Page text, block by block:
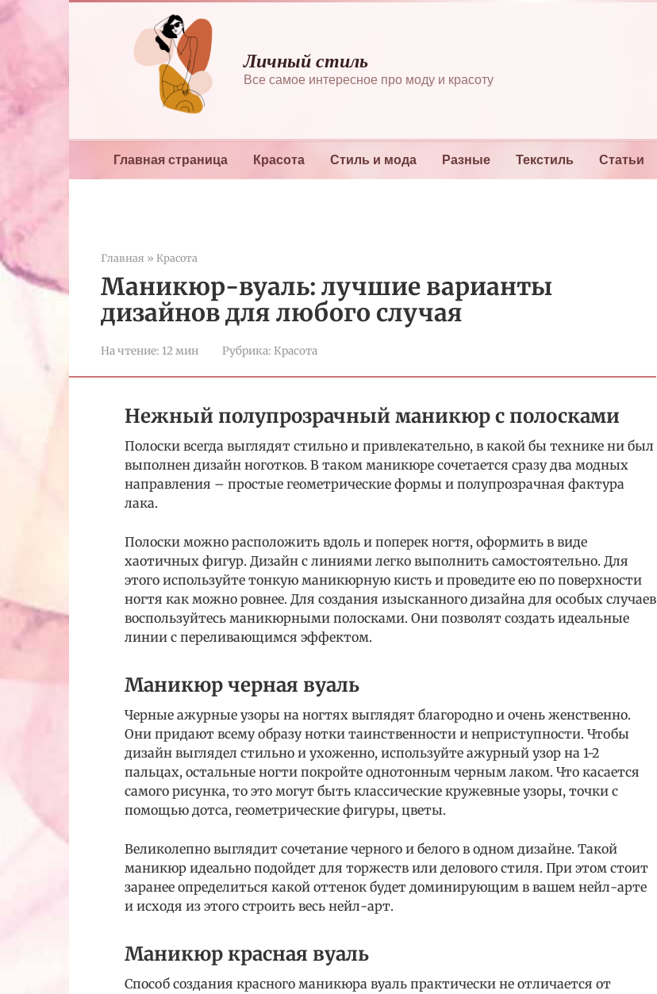
Перейти
к
Личный стиль
Все самое интересное про моду и красоту
Главная страница Красота Стиль и мода Разные Текстиль Статьи
Главная » Красота
Маникюр-вуаль: лучшие варианты
дизайнов для любого случая
На чтение: 12 мин Рубрика: Красота
Нежный полупрозрачный маникюр с полосками
Полоски всегда выглядят стильно и привлекательно, в какой бы технике ни был
выполнен дизайн ноготков. В таком маникюре сочетается сразу два модных
направления – простые геометрические формы и полупрозрачная фактура
лака.
Полоски можно расположить вдоль и поперек ногтя, оформить в виде
хаотичных фигур. Дизайн с линиями легко выполнить самостоятельно. Для
этого используйте тонкую маникюрную кисть и проведите ею по поверхности
ногтя как можно ровнее. Для создания изысканного дизайна для особых случаев
воспользуйтесь маникюрными полосками. Они позволят создать идеальные
линии с переливающимся эффектом.
Маникюр черная вуаль
Черные ажурные узоры на ногтях выглядят благородно и очень женственно.
Они придают всему образу нотки таинственности и неприступности. Чтобы
дизайн выглядел стильно и ухоженно, используйте ажурный узор на 1-2
пальцах, остальные ногти покройте однотонным черным лаком. Что касается
самого рисунка, то это могут быть классические кружевные узоры, точки с
помощью дотса, геометрические фигуры, цветы.
Великолепно выглядит сочетание черного и белого в одном дизайне. Такой
маникюр идеально подойдет для торжеств или делового стиля. При этом стоит
заранее определиться какой оттенок будет доминирующим в вашем нейл-арте
и исходя из этого строить весь нейл-арт.
Маникюр красная вуаль
Способ создания красного маникюра вуаль практически не отличается от